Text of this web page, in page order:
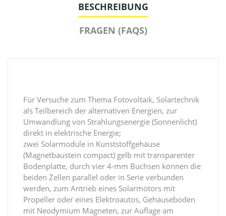
BESCHREIBUNG
FRAGEN (FAQS)
Für Versuche zum Thema Fotovoltaik, Solartechnik
als Teilbereich der alternativen Energien, zur
Umwandlung von Strahlungsenergie (Sonnenlicht)
direkt in elektrische Energie;
zwei Solarmodule in Kunststoffgehäuse
(Magnetbaustein compact) gelb mit transparenter
Bodenplatte, durch vier 4-mm Buchsen können die
beiden Zellen parallel oder in Serie verbunden
werden, zum Antrieb eines Solarmotors mit
Propeller oder eines Elektroautos, Gehäuseboden
mit Neodymium Magneten, zur Auflage am